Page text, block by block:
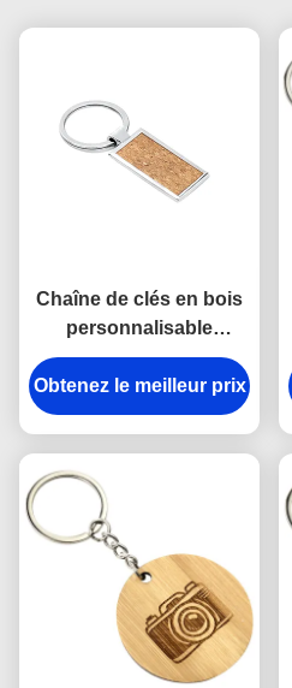
Chaîne de clés en bois
personnalisable
gravure bois naturel
écologique
Obtenez le meilleur prix